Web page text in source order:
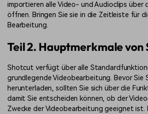
importieren alle Video- und Audioclips über
öffnen. Bringen Sie sie in die Zeitleiste für
Bearbeitung.
Teil 2. Hauptmerkmale von
Shotcut verfügt über alle
grundlegende Videobearbeitung. Bevor Sie
herunterladen, sollten Sie sich über die
damit Sie entscheiden können, ob der
Zwecke der Videobearbeitung geeignet ist.